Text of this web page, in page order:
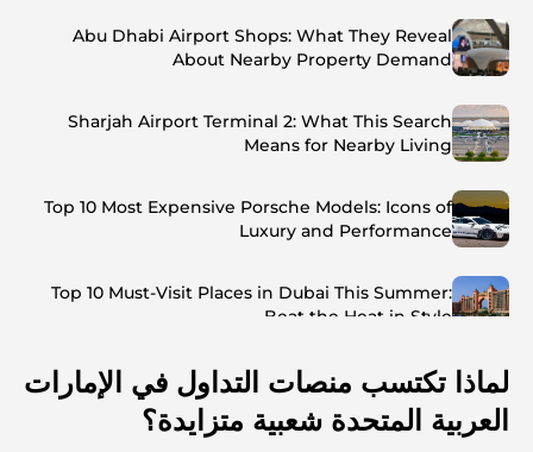
Abu Dhabi Airport Shops: What They Reveal
About Nearby Property Demand
Sharjah Airport Terminal 2: What This Search
Means for Nearby Living
Top 10 Most Expensive Porsche Models: Icons of
Luxury and Performance
Top 10 Must-Visit Places in Dubai This Summer:
Beat the Heat in Style
Top 7 Busiest Airports in the World: Hub of Global
Travel
لماذا تكتسب منصات التداول في الإمارات
العربية المتحدة شعبية متزايدة؟